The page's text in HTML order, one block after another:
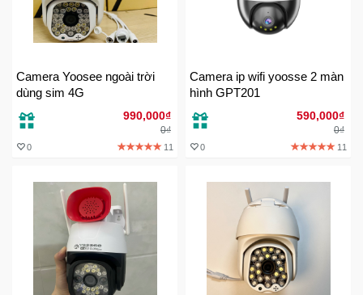
Đồng
Kiện
Nhà
Cửa
Camera Yoosee ngoài trời
dùng sim 4G
990,000₫
0₫
0 11
Camera ip wifi yoosse 2 màn
hình GPT201
590,000₫
0₫
0 11